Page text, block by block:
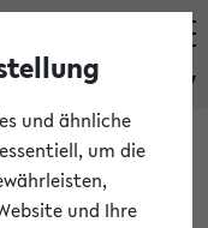
eKVV
und ähnliche
um die
und Ihre